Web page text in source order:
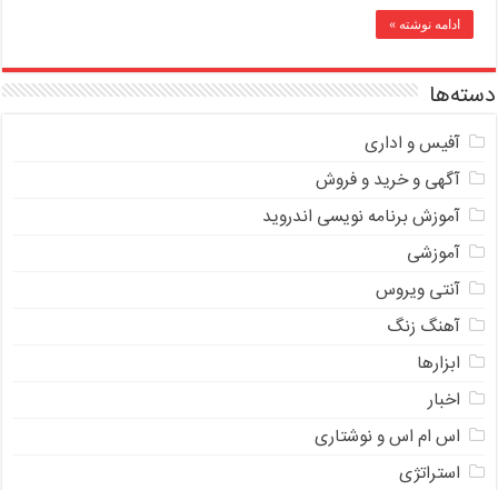
ادامه نوشته »
دسته‌ها
آفیس و اداری
آگهی و خرید و فروش
آموزش برنامه نویسی اندروید
آموزشی
آنتی ویروس
آهنگ زنگ
ابزارها
اخبار
اس ام اس و نوشتاری
استراتژی